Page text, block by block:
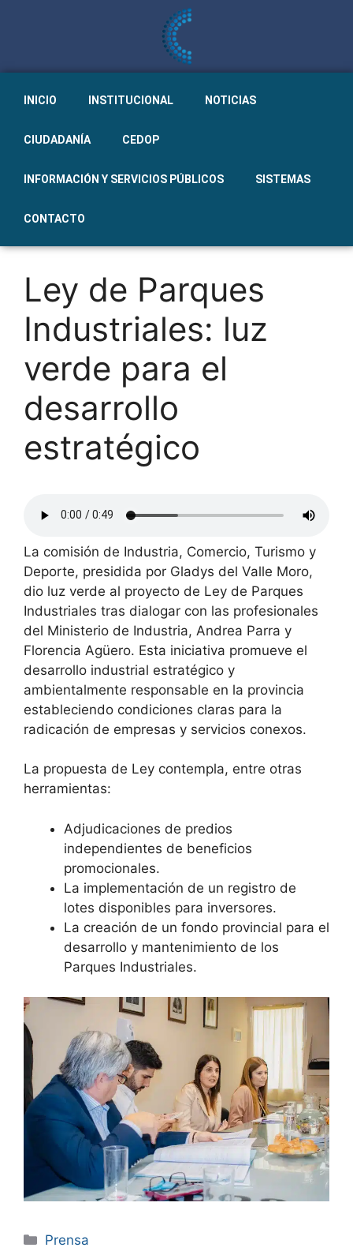
INICIO INSTITUCIONAL NOTICIAS
CIUDADANÍA CEDOP
INFORMACIÓN Y SERVICIOS PÚBLICOS SISTEMAS
CONTACTO
Ley de Parques
Industriales: luz
verde para el
desarrollo
estratégico
La comisión de Industria, Comercio, Turismo y
Deporte, presidida por Gladys del Valle Moro,
dio luz verde al proyecto de Ley de Parques
Industriales tras dialogar con las profesionales
del Ministerio de Industria, Andrea Parra y
Florencia Agüero. Esta iniciativa promueve el
desarrollo industrial estratégico y
ambientalmente responsable en la provincia
estableciendo condiciones claras para la
radicación de empresas y servicios conexos.
La propuesta de Ley contempla, entre otras
herramientas:
Adjudicaciones de predios
independientes de beneficios
promocionales.
La implementación de un registro de
lotes disponibles para inversores.
La creación de un fondo provincial para el
desarrollo y mantenimiento de los
Parques Industriales.
Prensa